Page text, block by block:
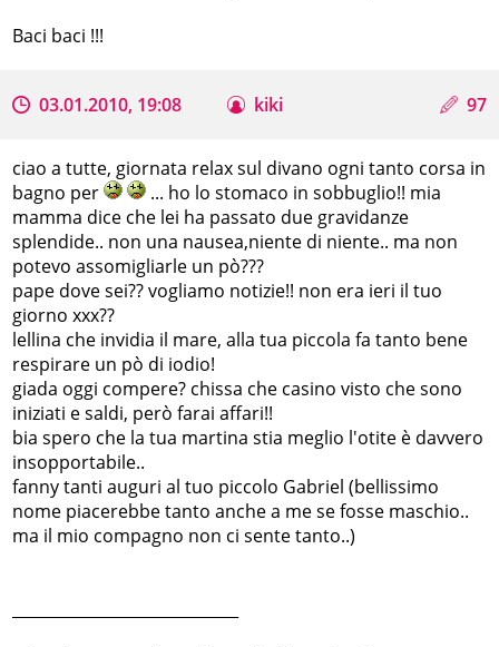
Baci baci !!!
03.01.2010, 19:08 kiki 97
ciao a tutte, giornata relax sul divano ogni tanto corsa in
bagno per
... ho lo stomaco in sobbuglio!! mia
mamma dice che lei ha passato due gravidanze
splendide.. non una nausea,niente di niente.. ma non
potevo assomigliarle un pò???
pape dove sei?? vogliamo notizie!! non era ieri il tuo
giorno xxx??
lellina che invidia il mare, alla tua piccola fa tanto bene
respirare un pò di iodio!
giada oggi compere? chissa che casino visto che sono
iniziati e saldi, però farai affari!!
bia spero che la tua martina stia meglio l'otite è davvero
insopportabile..
fanny tanti auguri al tuo piccolo Gabriel (bellissimo
nome piacerebbe tanto anche a me se fosse maschio..
ma il mio compagno non ci sente tanto..)